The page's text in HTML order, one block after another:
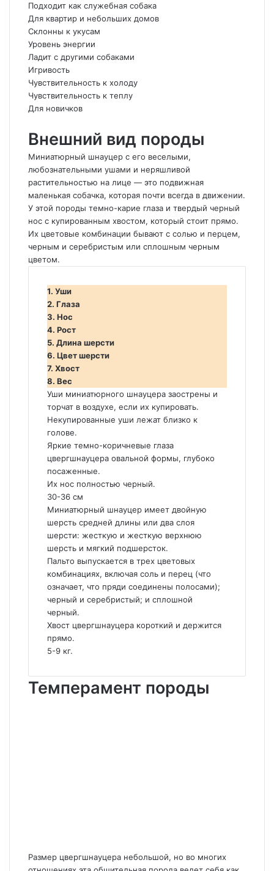
Подходит как служебная собака
Для квартир и небольших домов
Склонны к укусам
Уровень энергии
Ладит с другими собаками
Игривость
Чувствительность к холоду
Чувствительность к теплу
Для новичков
Внешний вид породы
Миниатюрный шнауцер с его веселыми,
любознательными ушами и неряшливой
растительностью на лице — это подвижная
маленькая собачка, которая почти всегда в движении.
У этой породы темно-карие глаза и твердый черный
нос с купированным хвостом, который стоит прямо.
Их цветовые комбинации бывают с солью и перцем,
черным и серебристым или сплошным черным
цветом.
1. Уши
2. Глаза
3. Нос
4. Рост
5. Длина шерсти
6. Цвет шерсти
7. Хвост
8. Вес
Уши миниатюрного шнауцера заострены и
торчат в воздухе, если их купировать.
Некупированные уши лежат близко к
голове.
Яркие темно-коричневые глаза
цвергшнауцера овальной формы, глубоко
посаженные.
Их нос полностью черный.
30-36 см
Миниатюрный шнауцер имеет двойную
шерсть средней длины или два слоя
шерсти: жесткую и жесткую верхнюю
шерсть и мягкий подшерсток.
Пальто выпускается в трех цветовых
комбинациях, включая соль и перец (что
означает, что пряди соединены полосами);
черный и серебристый; и сплошной
черный.
Хвост цвергшнауцера короткий и держится
прямо.
5-9 кг.
Темперамент породы
Размер цвергшнауцера небольшой, но во многих